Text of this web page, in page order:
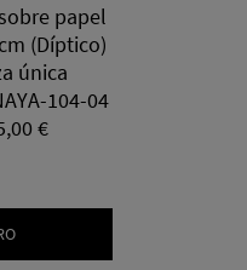
papel
(Díptico)
única
104-04
€